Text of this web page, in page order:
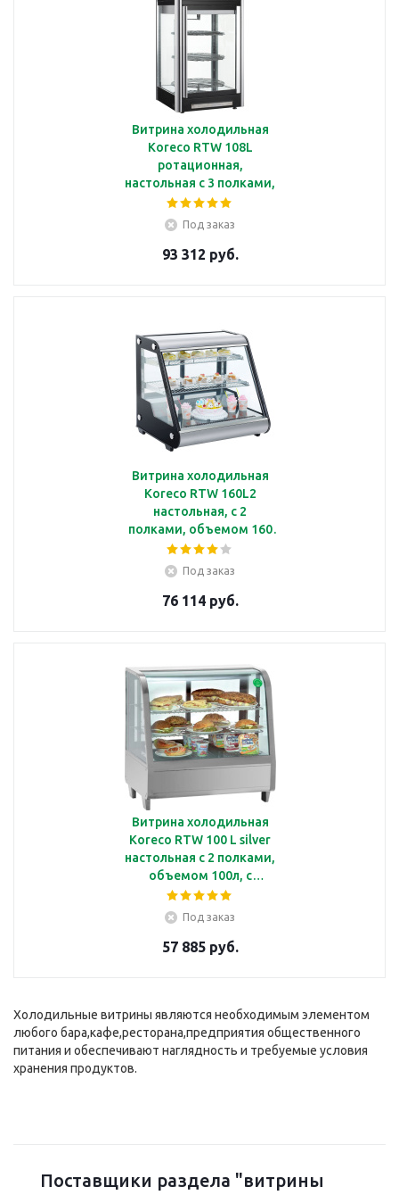
Витрина холодильная
Koreco RTW 108L
ротационная,
настольная с 3 полками,
объемом 108 л, с
подсветкой
Под заказ
93 312 руб.
Витрина холодильная
Koreco RTW 160L2
настольная, с 2
полками, объемом 160
л, с подсветкой
Под заказ
76 114 руб.
Витрина холодильная
Koreco RTW 100 L silver
настольная с 2 полками,
объемом 100л, с
подсветкой, корпус из
серебристого пластика
Под заказ
57 885 руб.
Холодильные витрины являются необходимым элементом
любого бара,кафе,ресторана,предприятия общественного
питания и обеспечивают наглядность и требуемые условия
хранения продуктов.
Поставщики раздела "витрины